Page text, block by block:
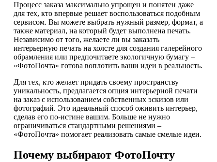
Процесс заказа максимально упрощен и понятен даже
для тех, кто впервые решает воспользоваться подобным
сервисом. Вы можете выбрать нужный размер, формат, а
также материал, на который будет выполнена печать.
Независимо от того, желаете ли вы заказать
интерьерную печать на холсте для создания галерейного
обрамления или предпочитаете экологичную бумагу –
«ФотоПочта» готова воплотить ваши идеи в реальность.
Для тех, кто желает придать своему пространству
уникальность, предлагается опция интерьерной печати
на заказ с использованием собственных эскизов или
фотографий. Это идеальный способ оживить интерьер,
сделав его по-истине вашим. Больше не нужно
ограничиваться стандартными решениями –
«ФотоПочта» помогает реализовать самые смелые идеи.
Почему выбирают ФотоПочту